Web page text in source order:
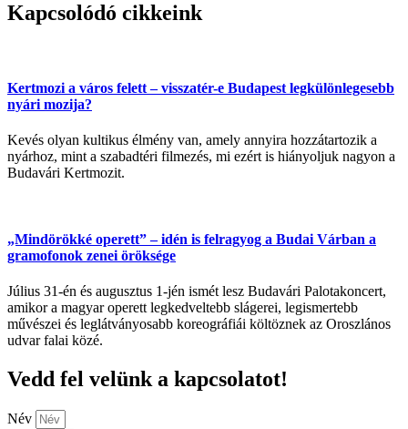
Kapcsolódó cikkeink
Kertmozi a város felett – visszatér-e Budapest legkülönlegesebb
nyári mozija?
Kevés olyan kultikus élmény van, amely annyira hozzátartozik a
nyárhoz, mint a szabadtéri filmezés, mi ezért is hiányoljuk nagyon a
Budavári Kertmozit.
„Mindörökké operett” – idén is felragyog a Budai Várban a
gramofonok zenei öröksége
Július 31-én és augusztus 1-jén ismét lesz Budavári Palotakoncert,
amikor a magyar operett legkedveltebb slágerei, legismertebb
művészei és leglátványosabb koreográfiái költöznek az Oroszlános
udvar falai közé.
Vedd fel velünk a kapcsolatot!
Név